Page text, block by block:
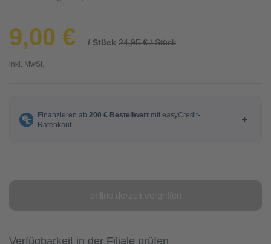
9,00 € / Stück 24,95 € / Stück
inkl. MwSt.
Verfügbarkeit in der Filiale prüfen